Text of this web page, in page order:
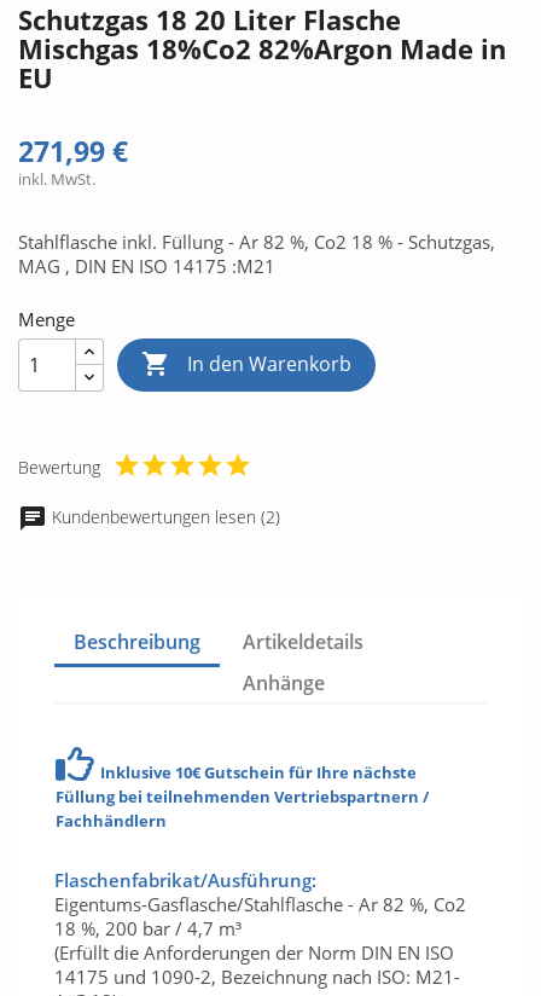
Schutzgas 18 20 Liter Flasche
Mischgas 18%Co2 82%Argon Made in
EU
271,99 €
inkl. MwSt.
Stahlflasche inkl. Füllung - Ar 82 %, Co2 18 % - Schutzgas,
MAG , DIN EN ISO 14175 :M21
Menge
 In den Warenkorb
Bewertung
Kundenbewertungen lesen (2)
Beschreibung
Artikeldetails
Anhänge
Inklusive 10€ Gutschein für Ihre nächste
Füllung bei teilnehmenden Vertriebspartnern /
Fachhändlern
Flaschenfabrikat/Ausführung:
Eigentums-Gasflasche/Stahlflasche - Ar 82 %, Co2
18 %, 200 bar / 4,7 m³
(Erfüllt die Anforderungen der Norm DIN EN ISO
14175 und 1090-2, Bezeichnung nach ISO: M21-